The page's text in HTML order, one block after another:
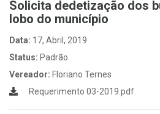
Solicita dedetização dos
lobo do município
Data: 17, Abril, 2019
Status: Padrão
Vereador: Floriano Ternes
Requerimento 03-2019.pdf